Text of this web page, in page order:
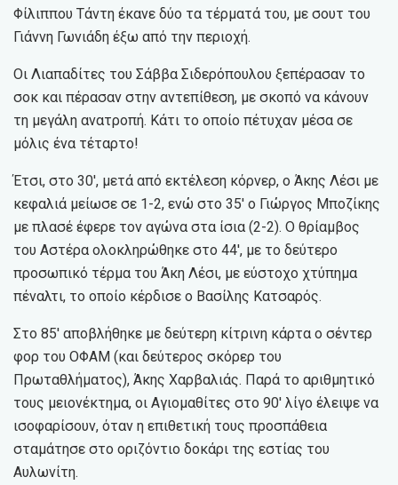
Φίλιππου Τάντη έκανε δύο τα τέρματά του, με σουτ του
Γιάννη Γωνιάδη έξω από την περιοχή.
Οι Λιαπαδίτες του Σάββα Σιδερόπουλου ξεπέρασαν το
σοκ και πέρασαν στην αντεπίθεση, με σκοπό να κάνουν
τη μεγάλη ανατροπή. Κάτι το οποίο πέτυχαν μέσα σε
μόλις ένα τέταρτο!
Έτσι, στο 30′, μετά από εκτέλεση κόρνερ, ο Άκης Λέσι με
κεφαλιά μείωσε σε 1-2, ενώ στο 35′ ο Γιώργος Μποζίκης
με πλασέ έφερε τον αγώνα στα ίσια (2-2). Ο θρίαμβος
του Αστέρα ολοκληρώθηκε στο 44′, με το δεύτερο
προσωπικό τέρμα του Άκη Λέσι, με εύστοχο χτύπημα
πέναλτι, το οποίο κέρδισε ο Βασίλης Κατσαρός.
Στο 85′ αποβλήθηκε με δεύτερη κίτρινη κάρτα ο σέντερ
φορ του ΟΦΑΜ (και δεύτερος σκόρερ του
Πρωταθλήματος), Άκης Χαρβαλιάς. Παρά το αριθμητικό
τους μειονέκτημα, οι Αγιομαθίτες στο 90′ λίγο έλειψε να
ισοφαρίσουν, όταν η επιθετική τους προσπάθεια
σταμάτησε στο οριζόντιο δοκάρι της εστίας του
Αυλωνίτη.